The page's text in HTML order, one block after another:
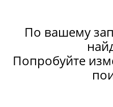
По вашему
Попробуйте